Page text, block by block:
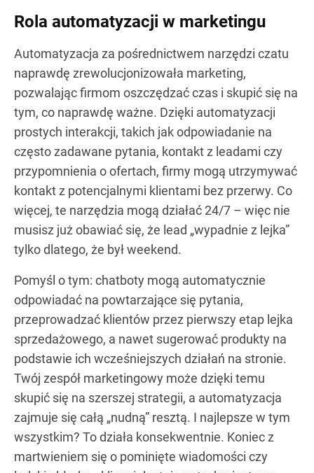
Rola automatyzacji w marketingu
Automatyzacja za pośrednictwem narzędzi czatu
naprawdę zrewolucjonizowała marketing,
pozwalając firmom oszczędzać czas i skupić się na
tym, co naprawdę ważne. Dzięki automatyzacji
prostych interakcji, takich jak odpowiadanie na
często zadawane pytania, kontakt z leadami czy
przypomnienia o ofertach, firmy mogą utrzymywać
kontakt z potencjalnymi klientami bez przerwy. Co
więcej, te narzędzia mogą działać 24/7 – więc nie
musisz już obawiać się, że lead „wypadnie z lejka”
tylko dlatego, że był weekend.
Pomyśl o tym: chatboty mogą automatycznie
odpowiadać na powtarzające się pytania,
przeprowadzać klientów przez pierwszy etap lejka
sprzedażowego, a nawet sugerować produkty na
podstawie ich wcześniejszych działań na stronie.
Twój zespół marketingowy może dzięki temu
skupić się na szerszej strategii, a automatyzacja
zajmuje się całą „nudną” resztą. I najlepsze w tym
wszystkim? To działa konsekwentnie. Koniec z
martwieniem się o pominięte wiadomości czy